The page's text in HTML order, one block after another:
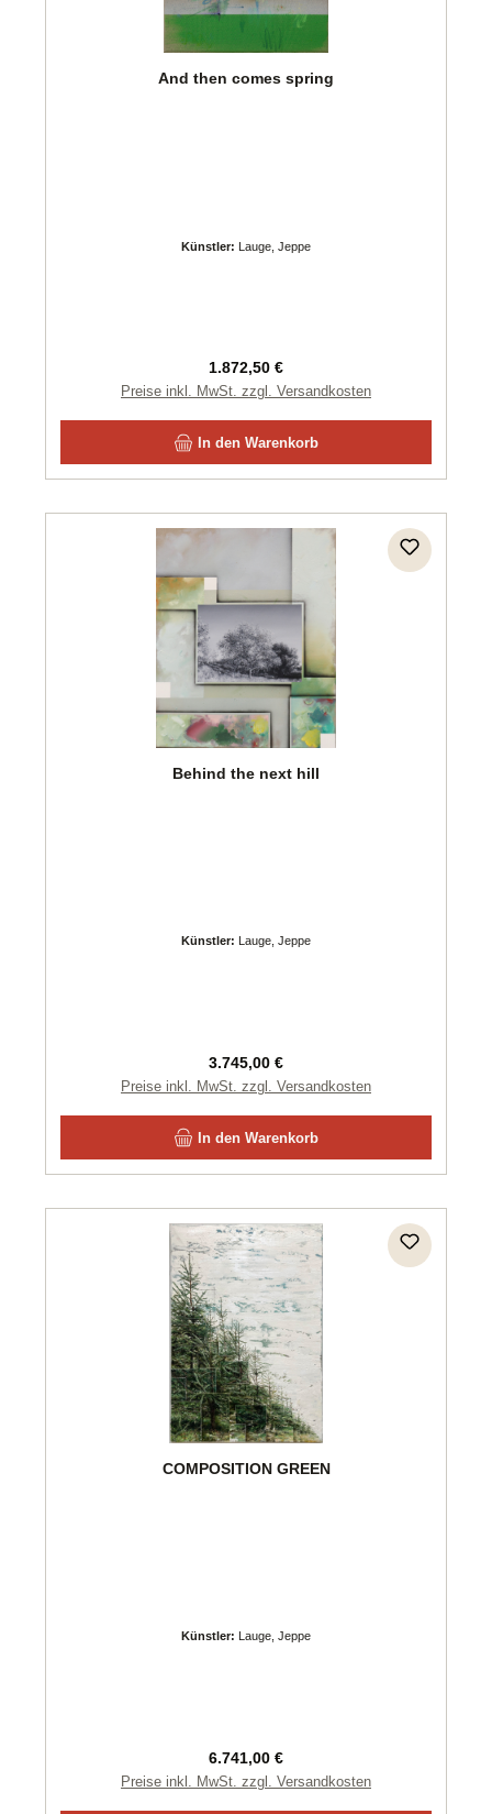
And then comes spring
Künstler: Lauge, Jeppe
Regulärer Preis:
1.872,50 €
Preise inkl. MwSt. zzgl. Versandkosten
In den Warenkorb
Behind the next hill
Künstler: Lauge, Jeppe
Regulärer Preis:
3.745,00 €
Preise inkl. MwSt. zzgl. Versandkosten
In den Warenkorb
COMPOSITION GREEN
Künstler: Lauge, Jeppe
Regulärer Preis:
6.741,00 €
Preise inkl. MwSt. zzgl. Versandkosten